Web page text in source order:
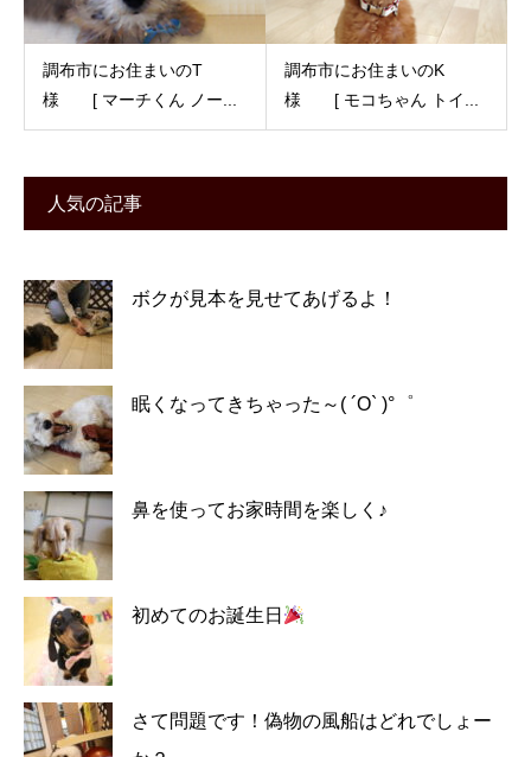
調布市にお住まいのT
様 [ マーチくん ノー...
調布市にお住まいのK
様 [ モコちゃん トイ...
人気の記事
ボクが見本を見せてあげるよ！
眠くなってきちゃった～( ´O` )°゜
鼻を使ってお家時間を楽しく♪
初めてのお誕生日
さて問題です！偽物の風船はどれでしょー